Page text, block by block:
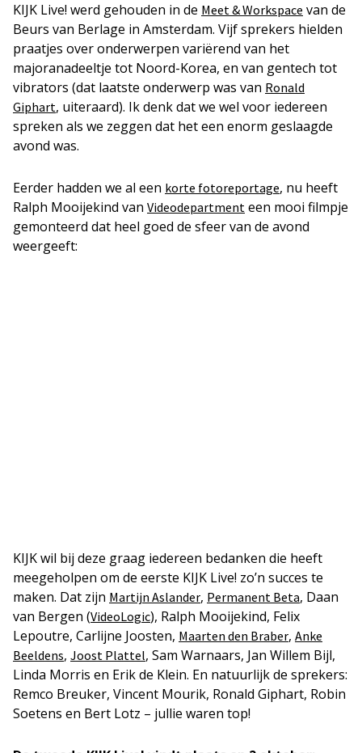
KIJK Live! werd gehouden in de Meet & Workspace van de
Beurs van Berlage in Amsterdam. Vijf sprekers hielden
praatjes over onderwerpen variërend van het
majoranadeeltje tot Noord-Korea, en van gentech tot
vibrators (dat laatste onderwerp was van Ronald
Giphart, uiteraard). Ik denk dat we wel voor iedereen
spreken als we zeggen dat het een enorm geslaagde
avond was.
Eerder hadden we al een korte fotoreportage, nu heeft
Ralph Mooijekind van Videodepartment een mooi filmpje
gemonteerd dat heel goed de sfeer van de avond
weergeeft:
KIJK wil bij deze graag iedereen bedanken die heeft
meegeholpen om de eerste KIJK Live! zo’n succes te
maken. Dat zijn Martijn Aslander, Permanent Beta, Daan
van Bergen (VideoLogic), Ralph Mooijekind, Felix
Lepoutre, Carlijne Joosten, Maarten den Braber, Anke
Beeldens, Joost Plattel, Sam Warnaars, Jan Willem Bijl,
Linda Morris en Erik de Klein. En natuurlijk de sprekers:
Remco Breuker, Vincent Mourik, Ronald Giphart, Robin
Soetens en Bert Lotz – jullie waren top!